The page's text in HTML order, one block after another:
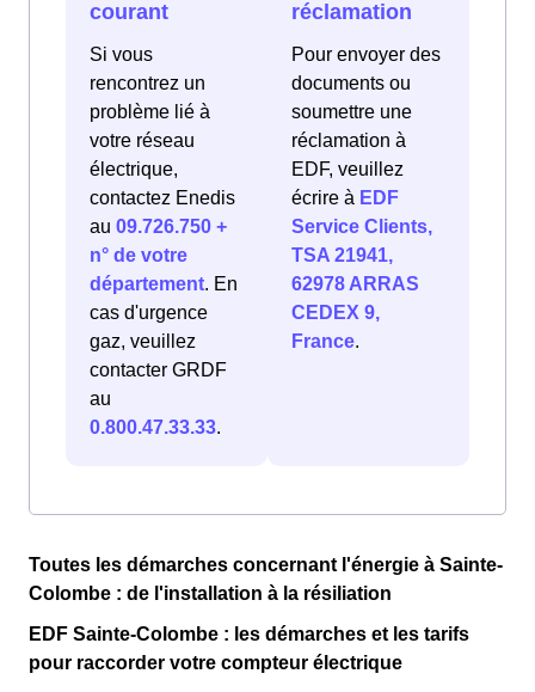
courant
Si vous
rencontrez un
problème lié à
votre réseau
électrique,
contactez Enedis
au 09.726.750 +
n° de votre
département. En
cas d'urgence
gaz, veuillez
contacter GRDF
au
0.800.47.33.33.
réclamation
Pour envoyer des
documents ou
soumettre une
réclamation à
EDF, veuillez
écrire à EDF
Service Clients,
TSA 21941,
62978 ARRAS
CEDEX 9,
France.
Toutes les démarches concernant l'énergie à Sainte-
Colombe : de l'installation à la résiliation
EDF Sainte-Colombe : les démarches et les tarifs
pour raccorder votre compteur électrique